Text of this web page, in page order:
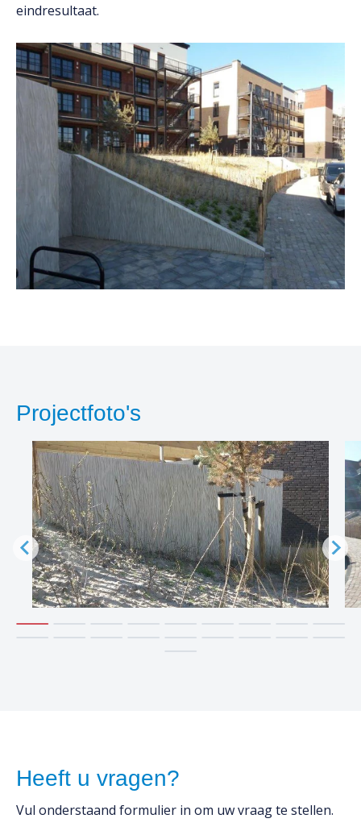
eindresultaat.
Projectfoto's
Heeft u vragen?
Vul onderstaand formulier in om uw vraag te stellen.